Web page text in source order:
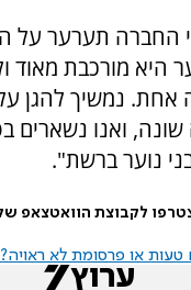
החברה תערער על
היא מורכבת מאוד
אחת. נמשיך להגן
שונה, ואנו נשארים
נוער ברשת".
לקבוצת הוואטצאפ של
או פרסומת לא ראויה?